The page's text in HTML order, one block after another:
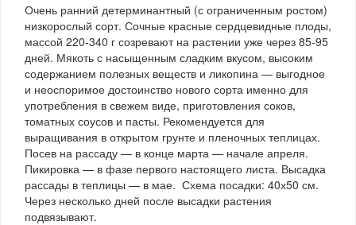
Очень ранний детерминантный (с ограниченным ростом)
низкорослый сорт. Сочные красные сердцевидные плоды,
массой 220-340 г созревают на растении уже через 85-95
дней. Мякоть с насыщенным сладким вкусом, высоким
содержанием полезных веществ и ликопина — выгодное
и неоспоримое достоинство нового сорта именно для
употребления в свежем виде, приготовления соков,
томатных соусов и пасты. Рекомендуется для
выращивания в открытом грунте и пленочных теплицах.
Посев на рассаду — в конце марта — начале апреля.
Пикировка — в фазе первого настоящего листа. Высадка
рассады в теплицы — в мае. Схема посадки: 40х50 см.
Через несколько дней после высадки растения
подвязывают.